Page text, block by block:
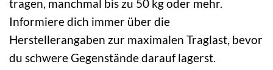
tragen, manchmal bis zu 50 kg oder mehr.
Informiere dich immer über die
Herstellerangaben zur maximalen Traglast, bevor
du schwere Gegenstände darauf lagerst.